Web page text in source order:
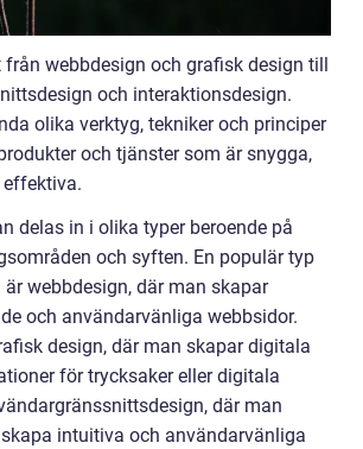
webbdesign och grafisk design till
och interaktionsdesign.
olika verktyg, tekniker och principer
och tjänster som är snygga,
delas in i olika typer beroende på
och syften. En populär typ
webbdesign, där man skapar
och användarvänliga webbsidor.
design, där man skapar digitala
för trycksaker eller digitala
där man
intuitiva och användarvänliga